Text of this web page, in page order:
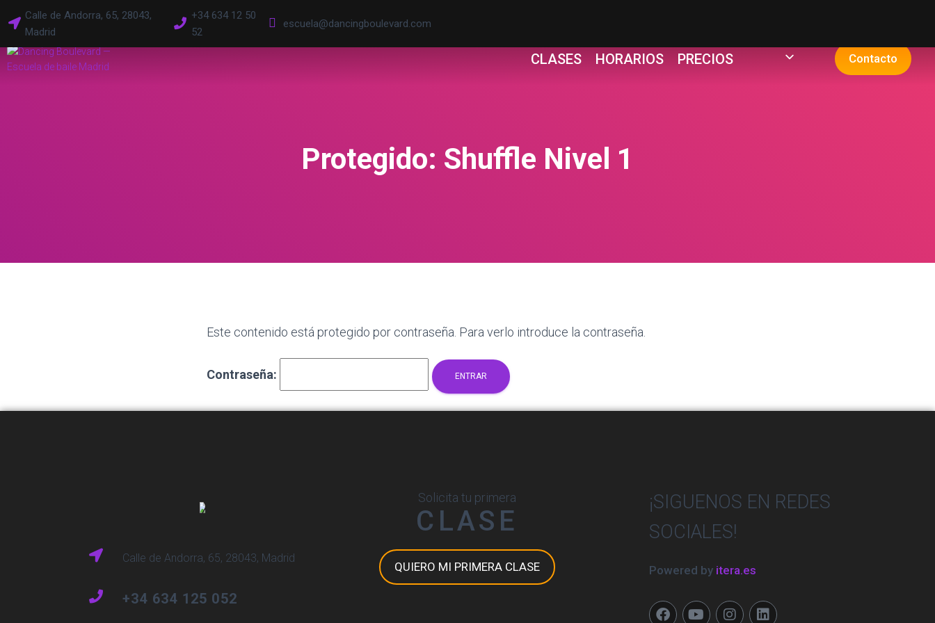
Calle de Andorra, 65, 28043,
Madrid
+34 634 12 50
52
escuela@dancingboulevard.com
CLASES HORARIOS PRECIOS Contacto
Protegido: Shuffle Nivel 1
Este contenido está protegido por contraseña. Para verlo introduce la contraseña.
Contraseña:
Calle de Andorra, 65, 28043, Madrid
+34 634 125 052
Solicita tu primera
CLASE
QUIERO MI PRIMERA CLASE
¡SIGUENOS EN REDES
SOCIALES!
Powered by itera.es